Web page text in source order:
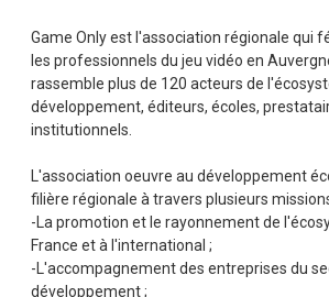
Game Only est l'association régionale qui
les professionnels du jeu vidéo en
rassemble plus de 120 acteurs de
développement, éditeurs, écoles,
institutionnels.
L'association oeuvre au développement
filière régionale à travers plusieurs
-La promotion et le rayonnement de
France et à l'international ;
-L'accompagnement des entreprises du
développement ;